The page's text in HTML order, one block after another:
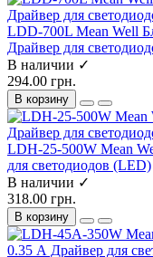
LDD-700L Mean Well
Драйвер для
В наличии ✓
294.00 грн.
В корзину
LDH-25-500W Mean
для светодиодов (LED)
В наличии ✓
318.00 грн.
В корзину